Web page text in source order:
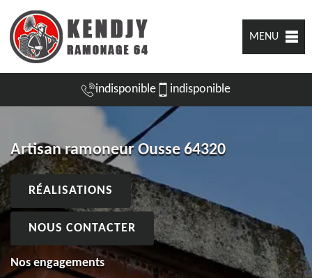
MENU
indisponible indisponible
Artisan ramoneur Ousse 64320
RÉALISATIONS
NOUS CONTACTER
Nos engagements